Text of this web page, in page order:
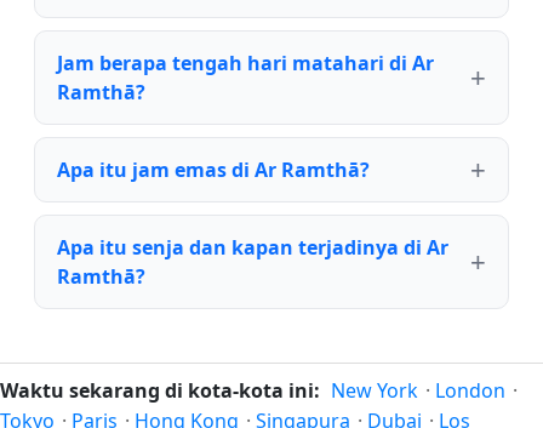
Jam berapa tengah hari matahari di Ar
Ramthā?
Apa itu jam emas di Ar Ramthā?
Apa itu senja dan kapan terjadinya di Ar
Ramthā?
Waktu sekarang di kota-kota ini: New York · London ·
Tokyo · Paris · Hong Kong · Singapura · Dubai · Los